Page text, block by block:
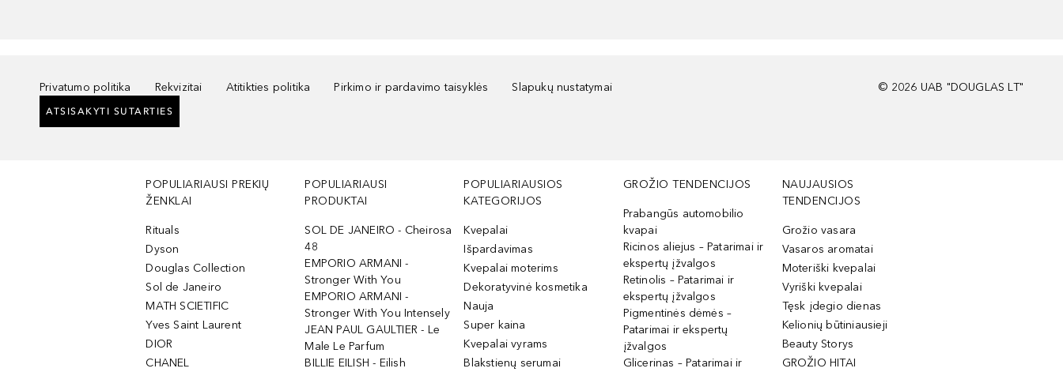
Privatumo politika Rekvizitai Atitikties politika Pirkimo ir pardavimo taisyklės Slapukų nustatymai
ATSISAKYTI SUTARTIES
© 2026 UAB "DOUGLAS LT"
POPULIARIAUSI PREKIŲ
ŽENKLAI
Rituals
Dyson
Douglas Collection
Sol de Janeiro
MATH SCIETIFIC
Yves Saint Laurent
DIOR
CHANEL
POPULIARIAUSI
PRODUKTAI
SOL DE JANEIRO - Cheirosa
48
EMPORIO ARMANI -
Stronger With You
EMPORIO ARMANI -
Stronger With You Intensely
JEAN PAUL GAULTIER - Le
Male Le Parfum
BILLIE EILISH - Eilish
POPULIARIAUSIOS
KATEGORIJOS
Kvepalai
Išpardavimas
Kvepalai moterims
Dekoratyvinė kosmetika
Nauja
Super kaina
Kvepalai vyrams
Blakstienų serumai
GROŽIO TENDENCIJOS
Prabangūs automobilio
kvapai
Ricinos aliejus – Patarimai ir
ekspertų įžvalgos
Retinolis – Patarimai ir
ekspertų įžvalgos
Pigmentinės dėmės –
Patarimai ir ekspertų
įžvalgos
Glicerinas – Patarimai ir
NAUJAUSIOS
TENDENCIJOS
Grožio vasara
Vasaros aromatai
Moteriški kvepalai
Vyriški kvepalai
Tęsk įdegio dienas
Kelionių būtiniausieji
Beauty Storys
GROŽIO HITAI